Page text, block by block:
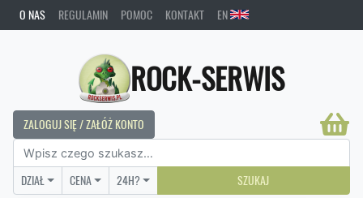
O NAS REGULAMIN POMOC KONTAKT EN
ROCK-SERWIS
ZALOGUJ SIĘ / ZAŁÓŻ KONTO
DZIAŁ CENA 24H? SZUKAJ